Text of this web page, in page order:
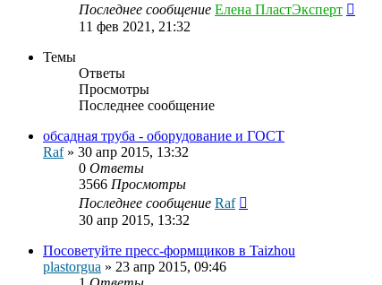
Последнее сообщение Елена ПластЭксперт
11 фев 2021, 21:32
Темы
Ответы
Просмотры
Последнее сообщение
обсадная труба - оборудование и ГОСТ
Raf» 30 апр 2015, 13:32
0 Ответы
3566 Просмотры
Последнее сообщение Raf
30 апр 2015, 13:32
Посоветуйте пресс-формщиков в Taizhou
plastorgua » 23 апр 2015, 09:46